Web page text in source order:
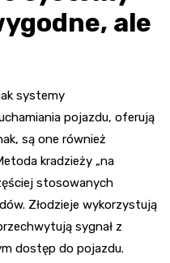
ale
systemy
pojazdu, oferują
są one również
kradzieży „na
stosowanych
Złodzieje wykorzystują
sygnał z
dostęp do pojazdu.